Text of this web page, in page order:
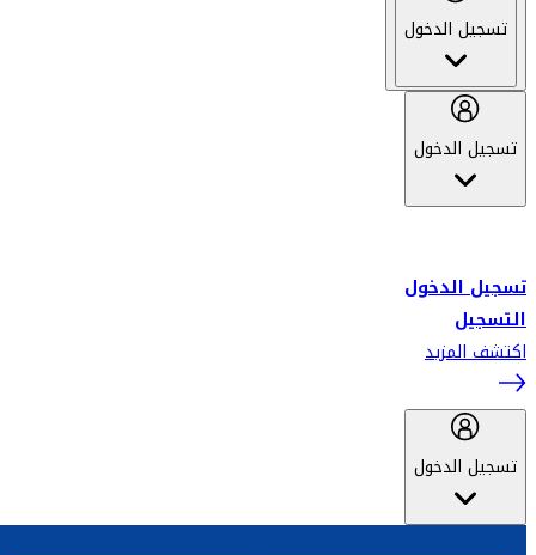
تسجيل الدخول
تسجيل الدخول
تسجيل الدخول
التسجيل
اكتشف المزيد
تسجيل الدخول